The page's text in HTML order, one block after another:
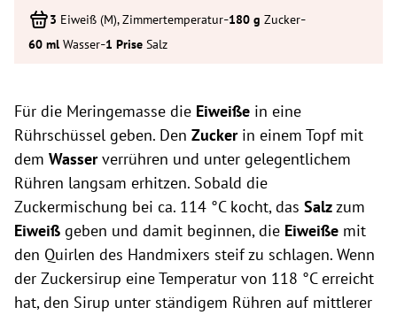
Eiweiß (M), Zimmertemperatur- Zucker-
Wasser- Salz
Für die Meringemasse die Eiweiße in eine
Rührschüssel geben. Den Zucker in einem Topf mit
dem Wasserverrühren und unter gelegentlichem
Rühren langsam erhitzen. Sobald die
Zuckermischung bei ca. 114 °C kocht, das Salzzum
Eiweiß geben und damit beginnen, die Eiweiße mit
den Quirlen des Handmixers steif zu schlagen. Wenn
der Zuckersirup eine Temperatur von 118 °C erreicht
hat, den Sirup unter ständigem Rühren auf mittlerer